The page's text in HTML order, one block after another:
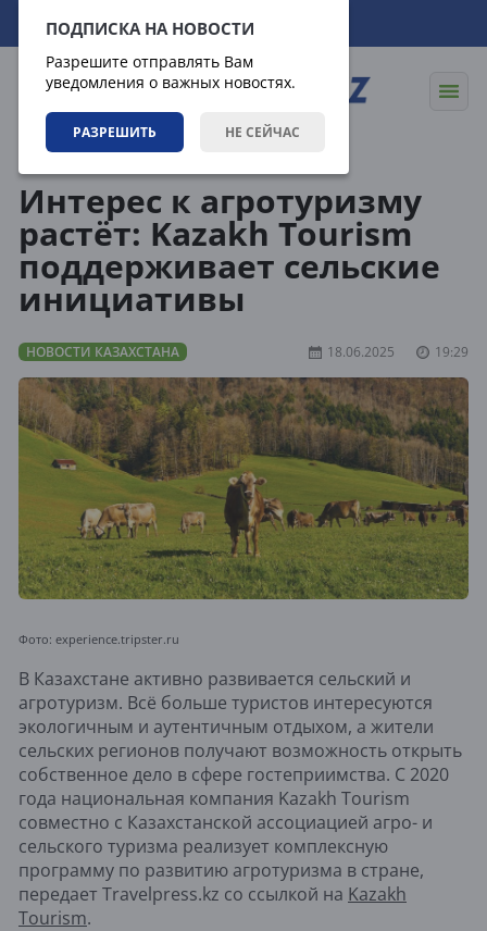
ПОДПИСКА НА НОВОСТИ
Разрешите отправлять Вам
уведомления о важных новостях.
РАЗРЕШИТЬ НЕ СЕЙЧАС
09.08.2026 03:24:50
Интерес к агротуризму
растёт: Kazakh Tourism
поддерживает сельские
инициативы
НОВОСТИ КАЗАХСТАНА 18.06.2025 19:29
Фото: experience.tripster.ru
В Казахстане активно развивается сельский и
агротуризм. Всё больше туристов интересуются
экологичным и аутентичным отдыхом, а жители
сельских регионов получают возможность открыть
собственное дело в сфере гостеприимства. С 2020
года национальная компания Kazakh Tourism
совместно с Казахстанской ассоциацией агро- и
сельского туризма реализует комплексную
программу по развитию агротуризма в стране,
передает Travelpress.kz со ссылкой на Kazakh
Tourism.